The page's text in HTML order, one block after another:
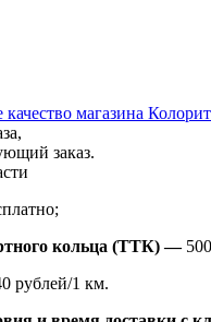
заказ.
кольца (ТТК) —500
рублей/1 км.